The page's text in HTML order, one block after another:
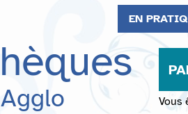
EN
Vous